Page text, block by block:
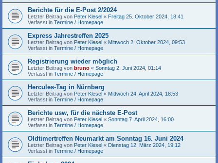
Berichte für die E-Post 2/2024
Letzter Beitrag von Peter Klesel « Freitag 25. Oktober 2024, 18:41
Verfasst in Termine / Homepage
Express Jahrestreffen 2025
Letzter Beitrag von Peter Klesel « Mittwoch 2. Oktober 2024, 09:53
Verfasst in Termine / Homepage
Registrierung wieder möglich
Letzter Beitrag von bruno « Sonntag 2. Juni 2024, 01:14
Verfasst in Termine / Homepage
Hercules-Tag in Nürnberg
Letzter Beitrag von Peter Klesel « Mittwoch 24. April 2024, 18:53
Verfasst in Termine / Homepage
Berichte usw, für die nächste E-Post
Letzter Beitrag von Peter Klesel « Sonntag 7. April 2024, 16:00
Verfasst in Termine / Homepage
Oldtimertreffen Neumarkt am Sonntag 16. Juni 2024
Letzter Beitrag von Peter Klesel « Dienstag 12. März 2024, 19:12
Verfasst in Termine / Homepage